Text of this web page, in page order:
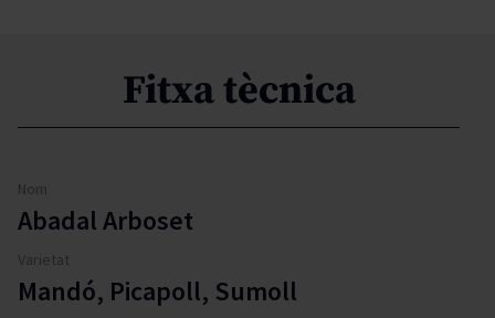
Fitxa tècnica
Nom
Abadal Arboset
Varietat
Mandó, Picapoll, Sumoll